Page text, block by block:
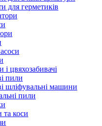
для герметиків
цвяхозабивачі
пили
шліфувальні машини
пили
та коси